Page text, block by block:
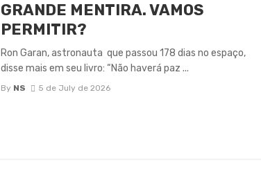
GRANDE MENTIRA. VAMOS
PERMITIR?
Ron Garan, astronauta que passou 178 dias no espaço,
disse mais em seu livro: “Não haverá paz ...
By NS 5 de July de 2026